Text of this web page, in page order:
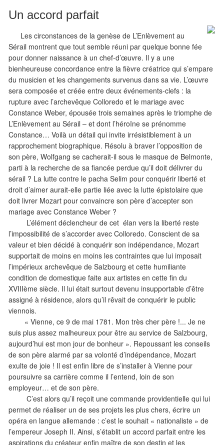
Un accord parfait
Les circonstances de la genèse de L’Enlèvement au
Sérail montrent que tout semble réuni par quelque bonne fée
pour donner naissance à un chef-d’œuvre. Il y a une
bienheureuse concordance entre la fièvre créatrice qui s’empare
du musicien et les changements survenus dans sa vie. L’œuvre
sera composée et créée entre deux événements-clefs : la
rupture avec l’archevêque Colloredo et le mariage avec
Constance Weber, épousée trois semaines après le triomphe de
L’Enlèvement au Sérail – et dont l’héroïne se prénomme
Constance… Voilà un détail qui invite irrésistiblement à un
rapprochement biographique. Résolu à braver l’opposition de
son père, Wolfgang se cacherait-il sous le masque de Belmonte,
parti à la recherche de sa fiancée perdue qu’il doit délivrer du
sérail ? La lutte contre le pacha Selim pour conquérir liberté et
droit d’aimer aurait-elle partie liée avec la lutte épistolaire que
doit livrer Mozart pour convaincre son père d’accepter son
mariage avec Constance Weber ?
L’élément déclencheur de cet élan vers la liberté reste
l’impossibilité de s’accorder avec Colloredo. Conscient de sa
valeur et bien décidé à conquérir son indépendance, Mozart
supportait de moins en moins les contraintes que lui imposait
l’impérieux archevêque de Salzbourg et cette humiliante
condition de domestique faite aux artistes en cette fin du
XVIIIème siècle. Il lui était surtout devenu insupportable d’être
assigné à résidence, alors qu’il rêvait de conquérir le public
viennois.
« Vienne, ce 9 de mai 1781. Mon très cher père !... Je ne
suis plus assez malheureux pour être au service de Salzbourg,
aujourd’hui est mon jour de bonheur ». Repoussant les conseils
de son père alarmé par sa volonté d’indépendance, Mozart
exulte de joie ! Il est enfin libre de s’installer à Vienne pour
poursuivre sa carrière comme il l’entend, loin de son
employeur… et de son père.
C’est alors qu’il reçoit une commande providentielle qui lui
permet de réaliser un de ses projets les plus chers, écrire un
opéra en langue allemande : c’est le souhait « nationaliste » de
l’empereur Joseph II. Ainsi, s’établit un accord parfait entre les
aspirations du créateur enfin maître de son destin et les